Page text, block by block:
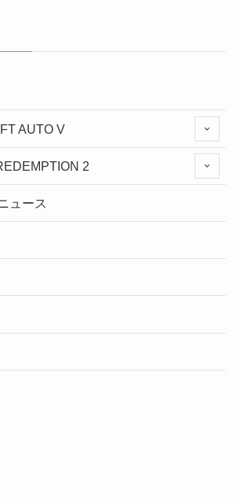
AUTO V
2
ュース